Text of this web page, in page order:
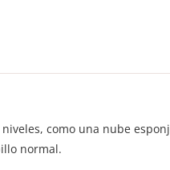
como una nube
normal.